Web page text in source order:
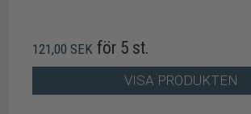
121,00 SEK för 5 st.
VISA PRODUKTEN